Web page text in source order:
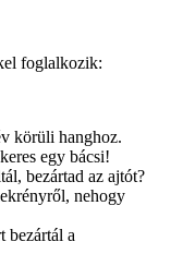
foglalkozik:
körüli hanghoz.
egy bácsi!
bezártad az ajtót?
nehogy
bezártál a